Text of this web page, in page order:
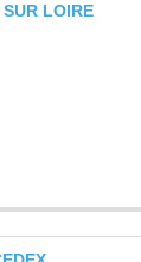
LOIRE